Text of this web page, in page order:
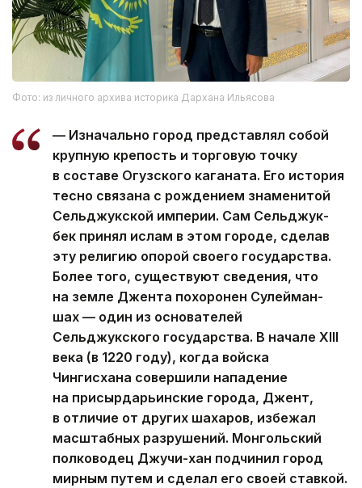
Фото: из личного архива историка Дархана Ильясова
— Изначально город представлял собой
крупную крепость и торговую точку
в составе Огузского каганата. Его история
тесно связана с рождением знаменитой
Сельджукской империи. Сам Сельджук-
бек принял ислам в этом городе, сделав
эту религию опорой своего государства.
Более того, существуют сведения, что
на земле Джента похоронен Сулейман-
шах — один из основателей
Сельджукского государства. В начале XIII
века (в 1220 году), когда войска
Чингисхана совершили нападение
на присырдарьинские города, Джент,
в отличие от других шахаров, избежал
масштабных разрушений. Монгольский
полководец Джучи-хан подчинил город
мирным путем и сделал его своей ставкой.